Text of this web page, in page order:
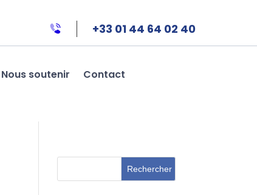
+33 01 44 64 02 40
Nous soutenir Contact